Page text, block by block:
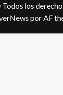
los
por AF